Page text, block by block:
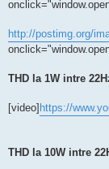
http://postimg.org/
THD la 1W intre
[video] https://
THD la 10W intre